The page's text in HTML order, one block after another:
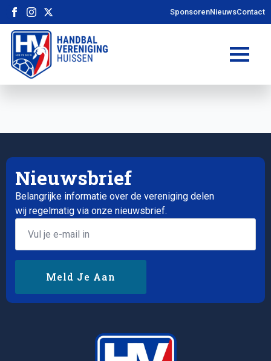
SponsorenNieuwsContact
Nieuwsbrief
Belangrijke informatie over de vereniging delen
wij regelmatig via onze nieuwsbrief.
Email
Meld Je Aan